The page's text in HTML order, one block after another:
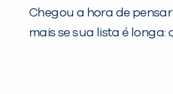
Chegou a hora de
mais se sua lista é